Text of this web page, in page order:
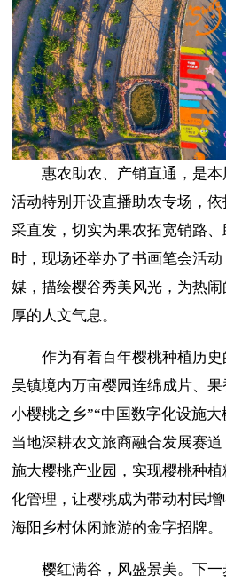
惠农助农、产销直通，是本
活动特别开设直播助农专场，
采直发，切实为果农拓宽销路
时，现场还举办了书画笔会活
媒，描绘樱谷秀美风光，为热
厚的人文气息。
作为有着百年樱桃种植历史
吴镇境内万亩樱园连绵成片、
小樱桃之乡”“中国数字化设施大
当地深耕农文旅商融合发展赛
施大樱桃产业园，实现樱桃种
化管理，让樱桃成为带动村民
海阳乡村休闲旅游的金字招牌。
樱红满谷，风盛景美。下一